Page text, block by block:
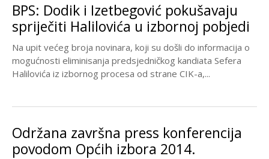
BPS: Dodik i Izetbegović pokušavaju
spriječiti Halilovića u izbornoj pobjedi
Na upit većeg broja novinara, koji su došli do informacija o
mogućnosti eliminisanja predsjedničkog kandiata Sefera
Halilovića iz izbornog procesa od strane CIK-a,...
Održana završna press konferencija
povodom Općih izbora 2014.